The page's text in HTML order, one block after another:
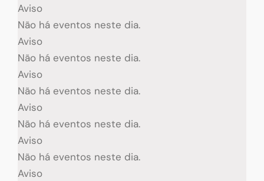
Aviso
Não há eventos neste dia.
Aviso
Não há eventos neste dia.
Aviso
Não há eventos neste dia.
Aviso
Não há eventos neste dia.
Aviso
Não há eventos neste dia.
Aviso